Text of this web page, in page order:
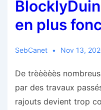
en plus
SebCanet Nov 13,
De trèèèèès
par des travaux
rajouts devient trop